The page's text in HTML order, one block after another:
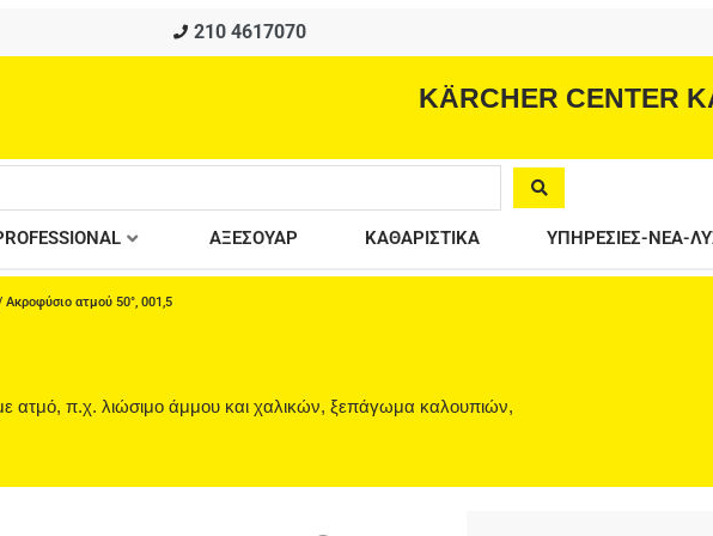
210 4617070
KÄRCHER CENTER
ΑΞΕΣΟΥΑΡ ΚΑΘΑΡΙΣΤΙΚΑ ΥΠΗΡΕΣΙΕΣ-ΝΕΑ-
Ακροφύσιο ατμού 50°, 001,5
ατμό, π.χ. λιώσιμο άμμου και χαλικών, ξεπάγωμα καλουπιών,